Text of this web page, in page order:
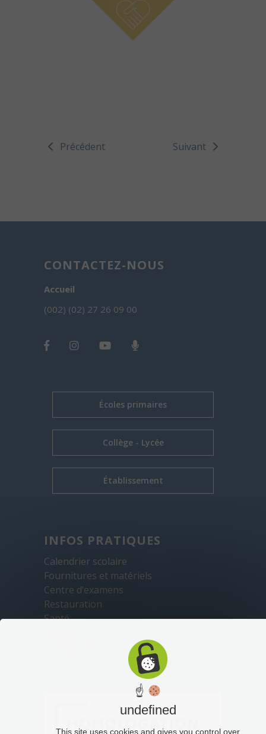
Précédent Suivant
CONTACTEZ-NOUS
Accueil
(002) (02) 27 26 09 00
Écoles primaires
Collège - Lycée
Établissement
INFOS PRATIQUES
Calendrier scolaire
Fournitures et matériels
Centre d’examens
Restauration
Santé
☝
undefined
This site uses cookies and gives you control over